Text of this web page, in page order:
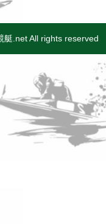
.net All rights reserved